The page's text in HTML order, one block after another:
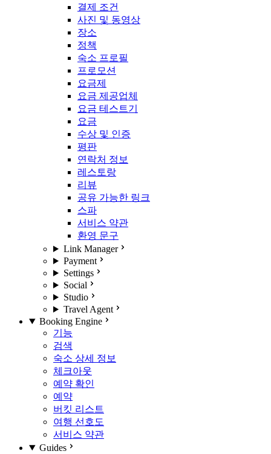
결제 조건
사진 및 동영상
장소
정책
숙소 프로필
프로모션
요금제
요금 제공업체
요금 테스트기
요금
수상 및 인증
평판
연락처 정보
레스토랑
리뷰
공유 가능한 링크
스파
서비스 약관
환영 문구
Link Manager
Payment
Settings
Social
Studio
Travel Agent
Booking Engine
기능
검색
숙소 상세 정보
체크아웃
예약 확인
예약
버킷 리스트
여행 선호도
서비스 약관
Guides